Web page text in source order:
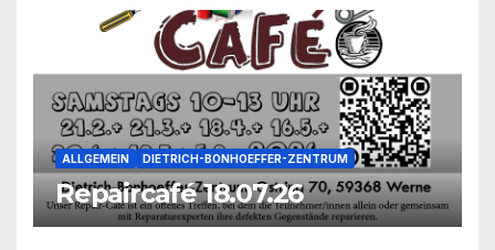
ALLGEMEIN DIETRICH-BONHOEFFER-ZENTRUM
Repaircafé 18.07.26